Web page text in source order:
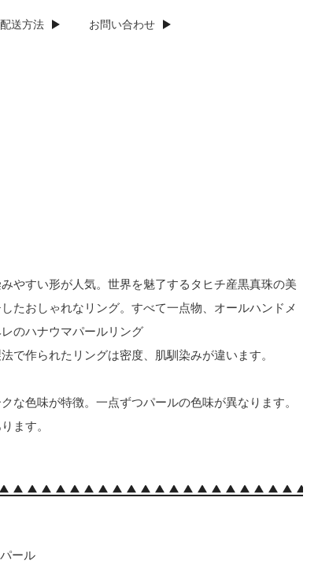
送方法 お問い合わせ
やすい形が人気。世界を魅了するタヒチ産黒真珠の美
たおしゃれなリング。すべて一点物、オールハンドメ
のハナウマパールリング
で作られたリングは密度、肌馴染みが違います。
な色味が特徴。一点ずつパールの色味が異なります。
ます。
ール